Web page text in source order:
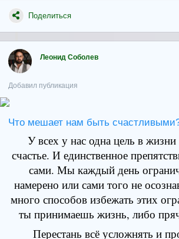
Это значит, что никто не
Если кто-то тебя любит —
что-то такое особенное,
счастливым. Выясни, что
сделать это сильнее, и тогда
еще больше. Когда люди что-то
это происходит только
хотят это сделать. Потому
что-то важное для них - что-то,
них желание понравиться
потому, что они тебе должны.
хотят быть с тобой, это
чувства долга.
Никто не должен тебя
Частые поводы для
Поделиться
Леонид Соболев
Добавил публикация
Что мешает нам быть
У всех у нас одна цель в жизни
счастье. И единственное
сами. Мы каждый день
намерено или сами того не
много способов избежать этих
ты принимаешь жизнь, либо
Перестань всё усложнять и